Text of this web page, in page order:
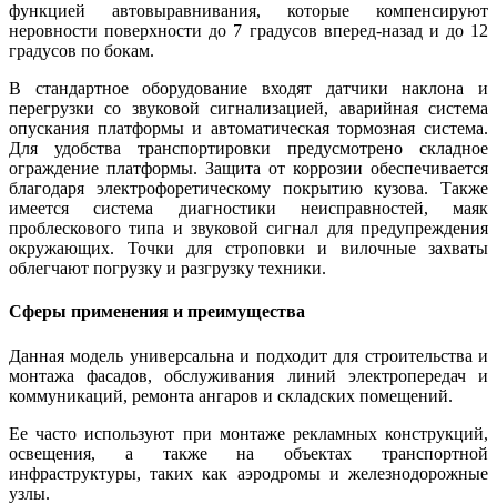
функцией автовыравнивания, которые компенсируют
неровности поверхности до 7 градусов вперед-назад и до 12
градусов по бокам.
В стандартное оборудование входят датчики наклона и
перегрузки со звуковой сигнализацией, аварийная система
опускания платформы и автоматическая тормозная система.
Для удобства транспортировки предусмотрено складное
ограждение платформы. Защита от коррозии обеспечивается
благодаря электрофоретическому покрытию кузова. Также
имеется система диагностики неисправностей, маяк
проблескового типа и звуковой сигнал для предупреждения
окружающих. Точки для строповки и вилочные захваты
облегчают погрузку и разгрузку техники.
Сферы применения и преимущества
Данная модель универсальна и подходит для строительства и
монтажа фасадов, обслуживания линий электропередач и
коммуникаций, ремонта ангаров и складских помещений.
Ее часто используют при монтаже рекламных конструкций,
освещения, а также на объектах транспортной
инфраструктуры, таких как аэродромы и железнодорожные
узлы.